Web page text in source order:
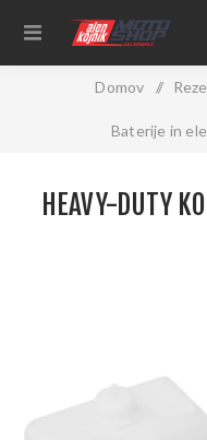
Domov /
Baterije in
HEAVY-DUTY